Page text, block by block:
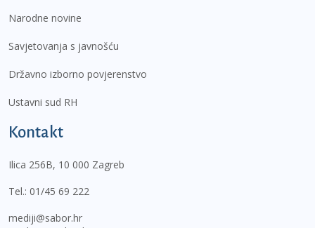
Narodne novine
Savjetovanja s javnošću
Državno izborno povjerenstvo
Ustavni sud RH
Kontakt
Ilica 256B, 10 000 Zagreb
Tel.: 01/45 69 222
mediji@sabor.hr